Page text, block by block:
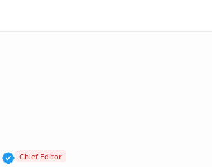
Verified Public Figure • 30
Chief Editor